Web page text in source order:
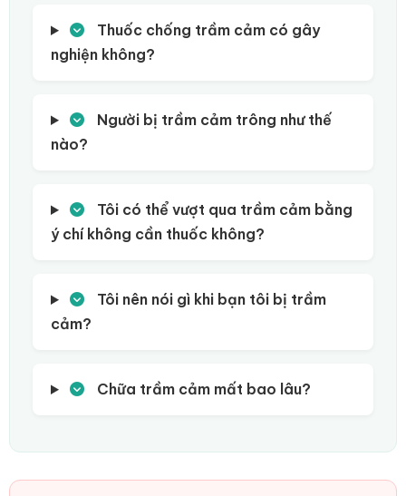
Thuốc chống trầm cảm có gây
nghiện không?
Người bị trầm cảm trông như thế
nào?
Tôi có thể vượt qua trầm cảm bằng
ý chí không cần thuốc không?
Tôi nên nói gì khi bạn tôi bị trầm
cảm?
Chữa trầm cảm mất bao lâu?